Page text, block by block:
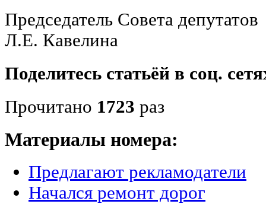
Председатель
Л.Е. Кавелина
Поделитесь статьёй в соц.
Прочитано 1723 раз
Материалы номера:
Предлагают рекламодатели
Начался ремонт дорог